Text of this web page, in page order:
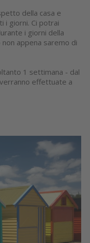
della casa e
i giorni. Ci potrai
i giorni della
appena saremo di
1 settimana - dal
effettuate a